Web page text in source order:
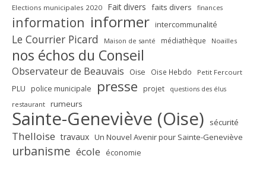
Elections municipales 2020 Fait divers faits divers finances
information informer intercommunalité
Le Courrier Picard Maison de santé médiathèque Noailles
nos échos du Conseil
Observateur de Beauvais Oise Oise Hebdo Petit Fercourt
PLU police municipale presse projet questions des élus
restaurant rumeurs
Sainte-Geneviève (Oise) sécurité
Thelloise travaux Un Nouvel Avenir pour Sainte-Geneviève
urbanisme école économie